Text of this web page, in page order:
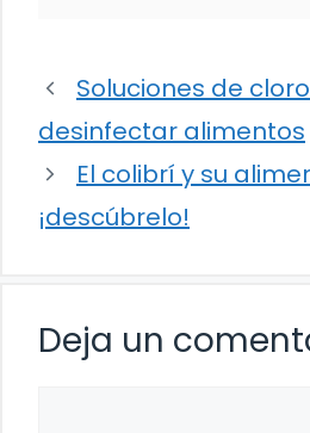
Soluciones de
desinfectar alimentos
El colibrí y su
¡descúbrelo!
Deja un